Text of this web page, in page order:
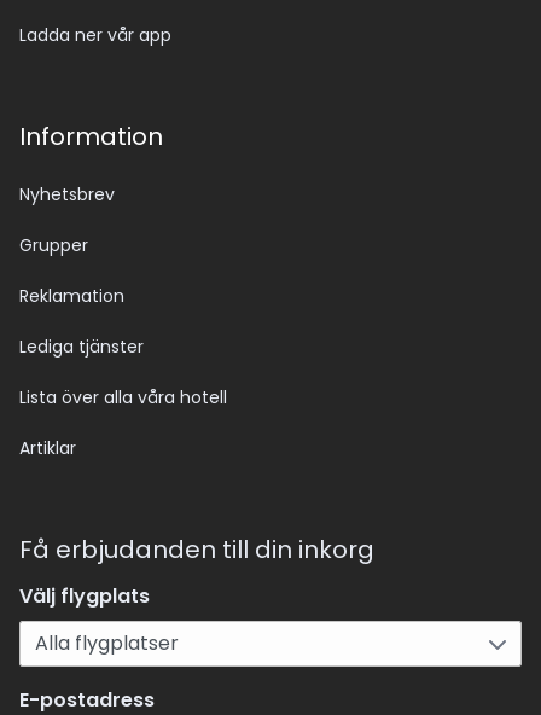
Ladda ner vår app
Information
Nyhetsbrev
Grupper
Reklamation
Lediga tjänster
Lista över alla våra hotell
Artiklar
Få erbjudanden till din inkorg
Välj flygplats
E-postadress